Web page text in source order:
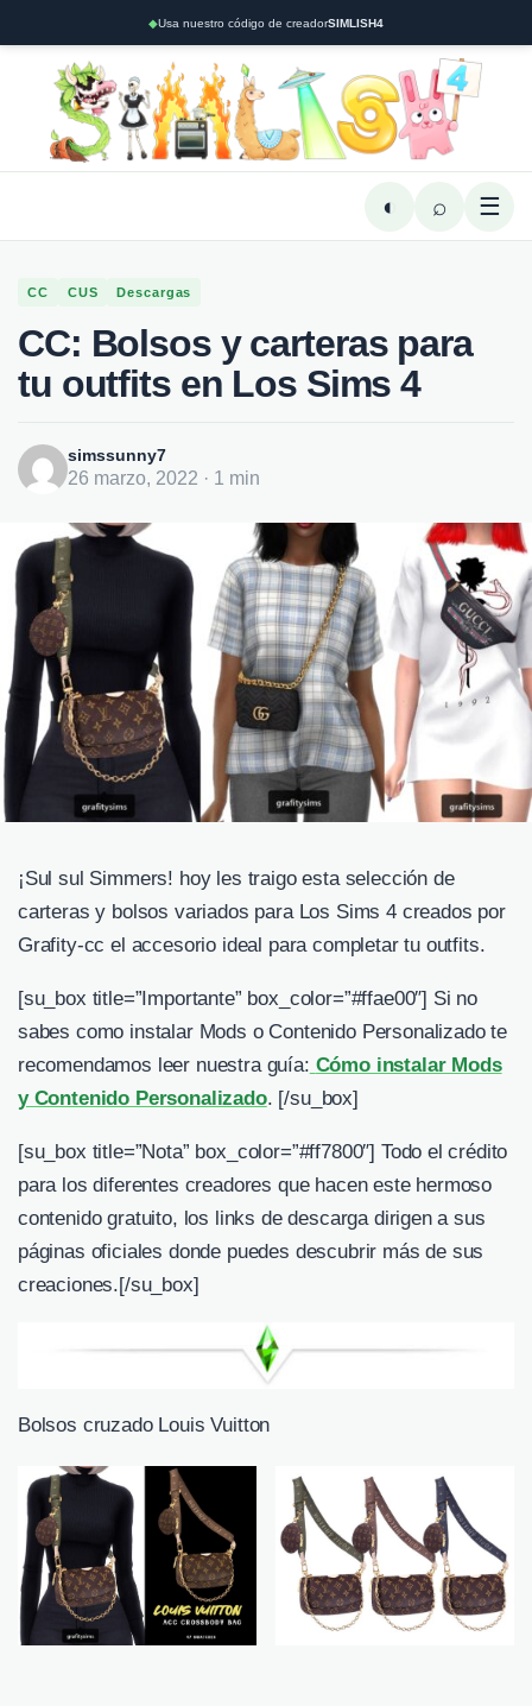
◆Usa nuestro código de creadorSIMLISH4
◐ ⌕ ☰
CC CUS Descargas
CC: Bolsos y carteras para
tu outfits en Los Sims 4
simssunny7
26 marzo, 2022 · 1 min
¡Sul sul Simmers! hoy les traigo esta selección de
carteras y bolsos variados para Los Sims 4 creados por
Grafity-cc el accesorio ideal para completar tu outfits.
[su_box title=”Importante” box_color=”#ffae00″] Si no
sabes como instalar Mods o Contenido Personalizado te
recomendamos leer nuestra guía: Cómo instalar Mods
y Contenido Personalizado. [/su_box]
[su_box title=”Nota” box_color=”#ff7800″] Todo el crédito
para los diferentes creadores que hacen este hermoso
contenido gratuito, los links de descarga dirigen a sus
páginas oficiales donde puedes descubrir más de sus
creaciones.[/su_box]
Bolsos cruzado Louis Vuitton